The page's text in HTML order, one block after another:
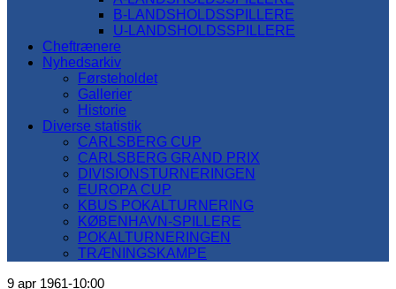
B-LANDSHOLDSSPILLERE
U-LANDSHOLDSSPILLERE
Cheftrænere
Nyhedsarkiv
Førsteholdet
Gallerier
Historie
Diverse statistik
CARLSBERG CUP
CARLSBERG GRAND PRIX
DIVISIONSTURNERINGEN
EUROPA CUP
KBUS POKALTURNERING
KØBENHAVN-SPILLERE
POKALTURNERINGEN
TRÆNINGSKAMPE
9 apr 1961-10:00